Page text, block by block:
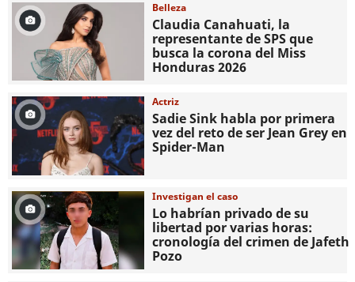
Belleza
Claudia Canahuati, la
representante de SPS que
busca la corona del Miss
Honduras 2026
Actriz
Sadie Sink habla por primera
vez del reto de ser Jean Grey en
Spider-Man
Investigan el caso
Lo habrían privado de su
libertad por varias horas:
cronología del crimen de Jafeth
Pozo